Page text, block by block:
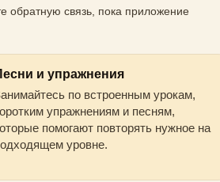
обратную связь, пока приложение
и упражнения
по встроенным урокам,
упражнениям и песням,
помогают повторять нужное на
уровне.